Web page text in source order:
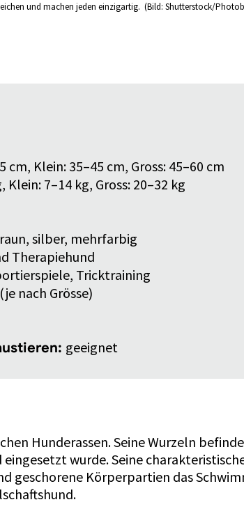
und machen jeden einzigartig. (Bild: Shutterstock/
cm, Klein: 35–45 cm, Gross: 45–60 cm
Klein: 7–14 kg, Gross: 20–32 kg
silber, mehrfarbig
Therapiehund
Tricktraining
nach Grösse)
geeignet
Hunderassen. Seine Wurzeln
wurde. Seine
geschorene Körperpartien das